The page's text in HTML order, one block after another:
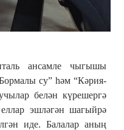
ансамле чыгышы
су” һәм “Кәрия-
белән күрешергә
еллар эшләгән шагыйрә
иде. Балалар аның